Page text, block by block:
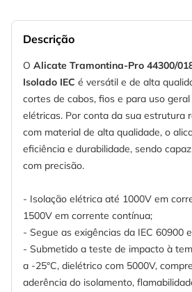
Descrição
O Alicate Tramontina-Pro 44300/
Isolado IEC é versátil e de alta
cortes de cabos, fios e para uso
elétricas. Por conta da sua estrutura
com material de alta qualidade, o
eficiência e durabilidade, sendo
com precisão.
- Isolação elétrica até 1000V em
1500V em corrente contínua;
- Segue as exigências da IEC 60900
- Submetido a teste de impacto à
a -25°C, dielétrico com 5000V,
aderência do isolamento,